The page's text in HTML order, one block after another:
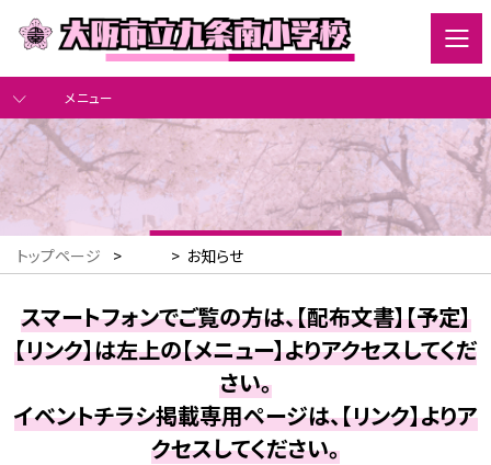
メニュー
トップページ > > お知らせ
スマートフォンでご覧の方は、【配布文書】【予定】
【リンク】は左上の【メニュー】よりアクセスしてくだ
さい。
イベントチラシ掲載専用ページは、【リンク】よりア
クセスしてください。